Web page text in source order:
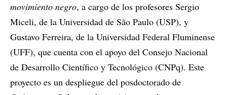
movimiento negro, a cargo de los profesores Sergio
Miceli, de la Universidad de São Paulo (USP), y
Gustavo Ferreira, de la Universidad Federal Fluminense
(UFF), que cuenta con el apoyo del Consejo Nacional
de Desarrollo Científico y Tecnológico (CNPq). Este
proyecto es un despliegue del posdoctorado de